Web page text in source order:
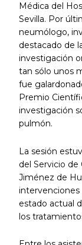
Médica del
Sevilla. Por
neumólogo,
destacado de
investigación
tan sólo unos
fue
Premio
investigación
pulmón.
La sesión
del Servicio
Jiménez de
estado actual
los